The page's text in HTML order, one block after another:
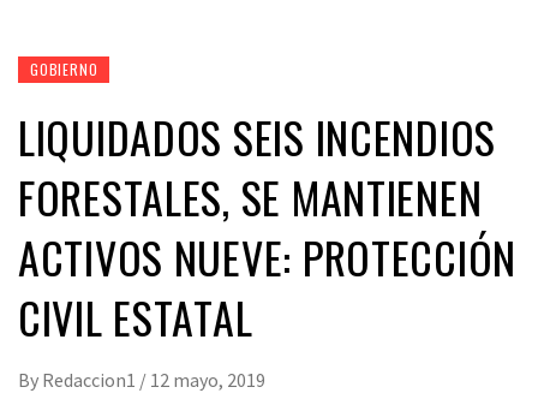
GOBIERNO
LIQUIDADOS SEIS INCENDIOS
FORESTALES, SE MANTIENEN
ACTIVOS NUEVE: PROTECCIÓN
CIVIL ESTATAL
By Redaccion1 / 12 mayo, 2019